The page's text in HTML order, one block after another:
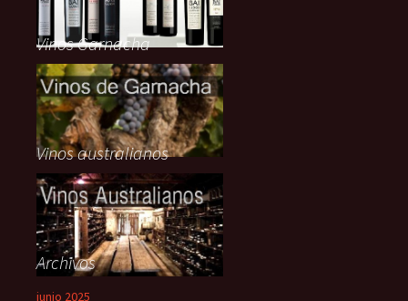
Vinos Garnacha
Vinos australianos
Archivos
junio 2025